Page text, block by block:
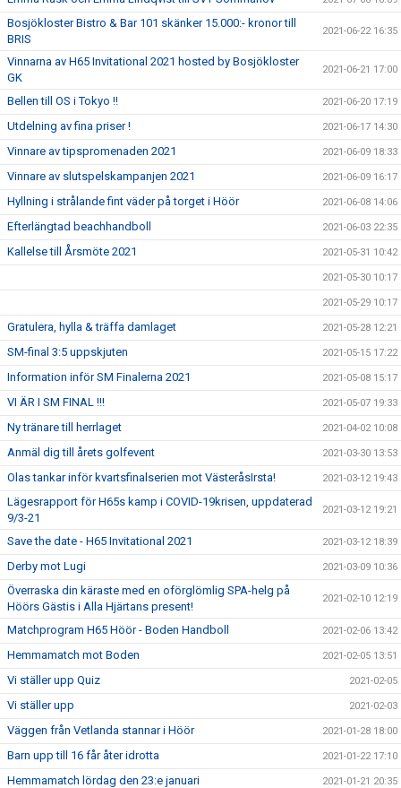
Bosjökloster Bistro & Bar 101 skänker 15.000:- kronor till
BRIS
2021-06-22 16:35
Vinnarna av H65 Invitational 2021 hosted by Bosjökloster
GK
2021-06-21 17:00
Bellen till OS i Tokyo !! 2021-06-20 17:19
Utdelning av fina priser ! 2021-06-17 14:30
Vinnare av tipspromenaden 2021 2021-06-09 18:33
Vinnare av slutspelskampanjen 2021 2021-06-09 16:17
Hyllning i strålande fint väder på torget i Höör 2021-06-08 14:06
Efterlängtad beachhandboll 2021-06-03 22:35
Kallelse till Årsmöte 2021 2021-05-31 10:42
2021-05-30 10:17
2021-05-29 10:17
Gratulera, hylla & träffa damlaget 2021-05-28 12:21
SM-final 3:5 uppskjuten 2021-05-15 17:22
Information inför SM Finalerna 2021 2021-05-08 15:17
VI ÄR I SM FINAL !!! 2021-05-07 19:33
Ny tränare till herrlaget 2021-04-02 10:08
Anmäl dig till årets golfevent 2021-03-30 13:53
Olas tankar inför kvartsfinalserien mot VästeråsIrsta! 2021-03-12 19:43
Lägesrapport för H65s kamp i COVID-19krisen, uppdaterad
9/3-21
2021-03-12 19:21
Save the date - H65 Invitational 2021 2021-03-12 18:39
Derby mot Lugi 2021-03-09 10:36
Överraska din käraste med en oförglömlig SPA-helg på
Höörs Gästis i Alla Hjärtans present!
2021-02-10 12:19
Matchprogram H65 Höör - Boden Handboll 2021-02-06 13:42
Hemmamatch mot Boden 2021-02-05 13:51
Vi ställer upp Quiz 2021-02-05
Vi ställer upp 2021-02-03
Väggen från Vetlanda stannar i Höör 2021-01-28 18:00
Barn upp till 16 får åter idrotta 2021-01-22 17:10
Hemmamatch lördag den 23:e januari 2021-01-21 20:35